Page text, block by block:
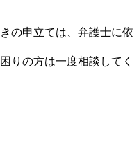
の申立ては、弁護士に依
りの方は一度相談してく